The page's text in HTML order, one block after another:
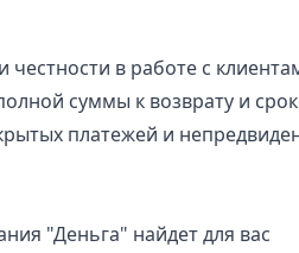
в работе с
суммы к возврату и
платежей и
"Деньга" найдет для вас